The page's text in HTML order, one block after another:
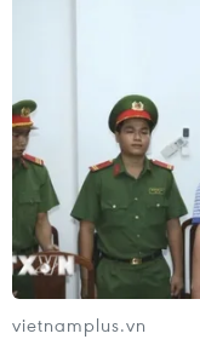
vietnamplus.vn